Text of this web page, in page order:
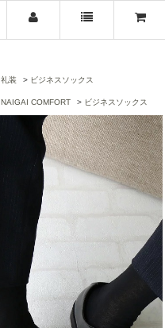
礼装 ビジネスソックス
NAIGAI COMFORT ビジネスソックス